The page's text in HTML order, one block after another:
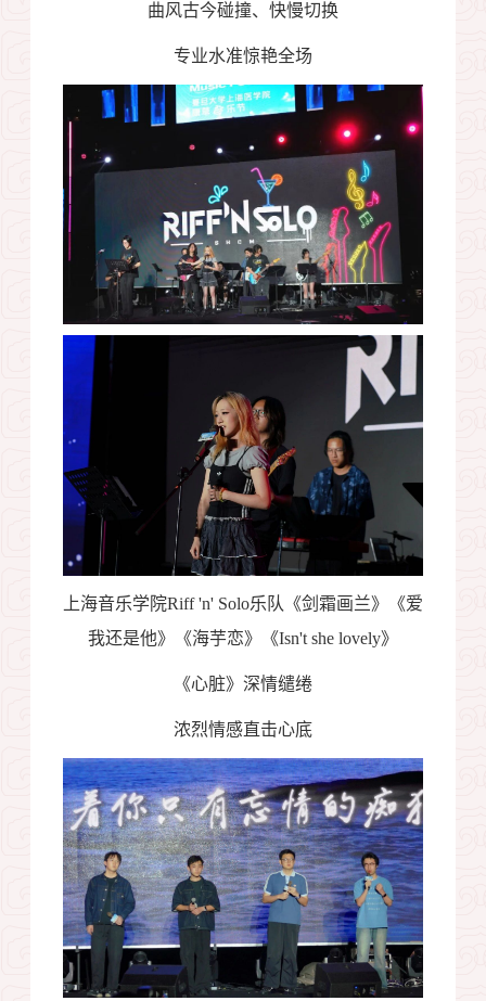
曲风古今碰撞、快慢切换
专业水准惊艳全场
上海音乐学院Riff 'n' Solo乐队《剑霜画兰》《爱
我还是他》《海芋恋》《Isn't she lovely》
《心脏》深情缱绻
浓烈情感直击心底